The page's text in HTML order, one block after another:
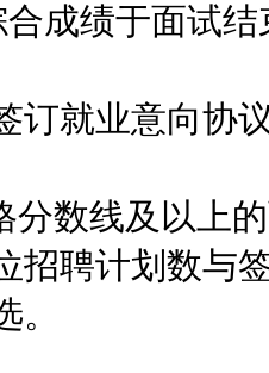
绩于面试结
就业意向协
数线及以上的
招聘计划数与